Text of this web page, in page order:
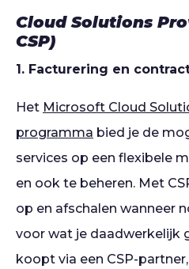
Cloud Solutions
CSP)
1. Facturering en
Het Microsoft Cloud
programma bied je de
services op een flexibele
en ook te beheren. Met
op en afschalen wanneer
voor wat je daadwerkelijk
koopt via een CSP-